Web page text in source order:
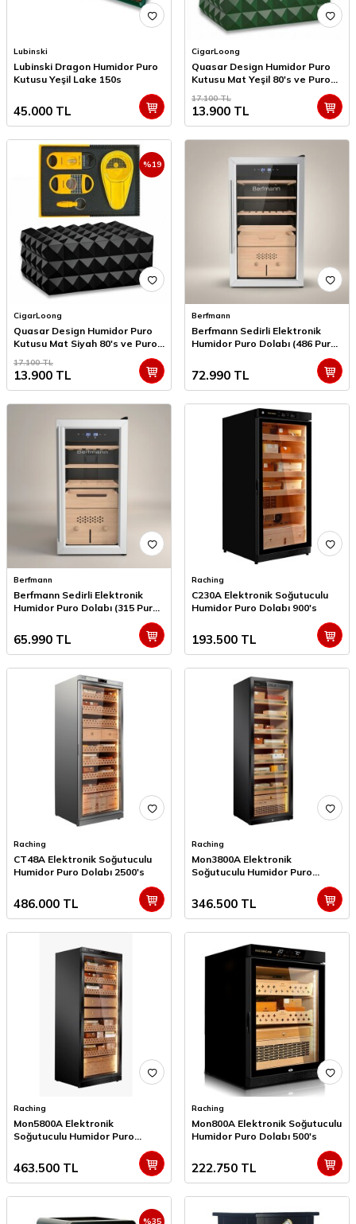
Lubinski
Lubinski Dragon Humidor Puro
Kutusu Yeşil Lake 150s
45.000 TL
CigarLoong
Quasar Design Humidor Puro
Kutusu Mat Yeşil 80's ve Puro
17.100TL
13.900 TL
%19
CigarLoong
Quasar Design Humidor Puro
Kutusu Mat Siyah 80's ve Puro
17.100TL
13.900 TL
Berfmann
Berfmann Sedirli Elektronik
Humidor Puro Dolabı (486 Puro
72.990 TL
Berfmann
Berfmann Sedirli Elektronik
Humidor Puro Dolabı (315 Puro
65.990 TL
Raching
C230A Elektronik Soğutuculu
Humidor Puro Dolabı 900's
193.500 TL
Raching
CT48A Elektronik Soğutuculu
Humidor Puro Dolabı 2500's
486.000 TL
Raching
Mon3800A Elektronik
Soğutuculu Humidor Puro
346.500 TL
Raching
Mon5800A Elektronik
Soğutuculu Humidor Puro
463.500 TL
Raching
Mon800A Elektronik Soğutuculu
Humidor Puro Dolabı 500's
222.750 TL
%35